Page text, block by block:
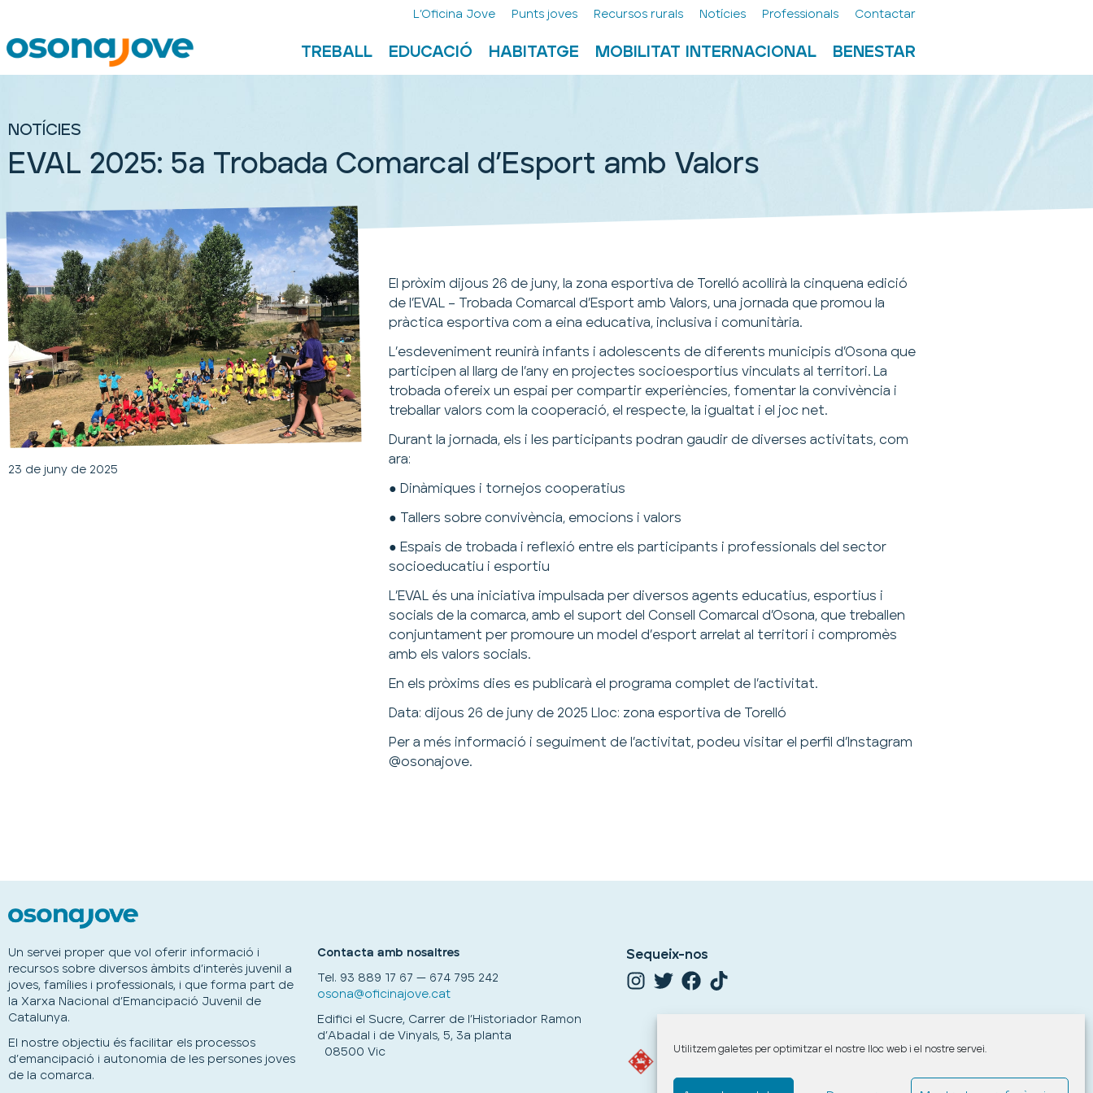
Utilitzem galetes per optimitzar el nostre lloc web i el nostre servei.
L’Oficina Jove Punts joves Recursos rurals Notícies Professionals Contactar
TREBALL EDUCACIÓ HABITATGE MOBILITAT INTERNACIONAL BENESTAR
NOTÍCIES
EVAL 2025: 5a Trobada Comarcal d’Esport amb Valors
23 de juny de 2025
El pròxim dijous 26 de juny, la zona esportiva de Torelló acollirà la cinquena edició
de l’EVAL – Trobada Comarcal d’Esport amb Valors, una jornada que promou la
pràctica esportiva com a eina educativa, inclusiva i comunitària.
L’esdeveniment reunirà infants i adolescents de diferents municipis d’Osona que
participen al llarg de l’any en projectes socioesportius vinculats al territori. La
trobada ofereix un espai per compartir experiències, fomentar la convivència i
treballar valors com la cooperació, el respecte, la igualtat i el joc net.
Durant la jornada, els i les participants podran gaudir de diverses activitats, com
ara:
● Dinàmiques i tornejos cooperatius
● Tallers sobre convivència, emocions i valors
● Espais de trobada i reflexió entre els participants i professionals del sector
socioeducatiu i esportiu
L’EVAL és una iniciativa impulsada per diversos agents educatius, esportius i
socials de la comarca, amb el suport del Consell Comarcal d’Osona, que treballen
conjuntament per promoure un model d’esport arrelat al territori i compromès
amb els valors socials.
En els pròxims dies es publicarà el programa complet de l’activitat.
Data: dijous 26 de juny de 2025 Lloc: zona esportiva de Torelló
Per a més informació i seguiment de l’activitat, podeu visitar el perfil d’Instagram
@osonajove.
Un servei proper que vol oferir informació i
recursos sobre diversos àmbits d’interès juvenil a
joves, famílies i professionals, i que forma part de
la Xarxa Nacional d’Emancipació Juvenil de
Catalunya.
El nostre objectiu és facilitar els processos
d’emancipació i autonomia de les persones joves
de la comarca.
Contacta amb nosaltres
Tel. 93 889 17 67 — 674 795 242
osona@oficinajove.cat
Edifici el Sucre, Carrer de l’Historiador Ramon
d’Abadal i de Vinyals, 5, 3a planta
08500 Vic
Sequeix-nos